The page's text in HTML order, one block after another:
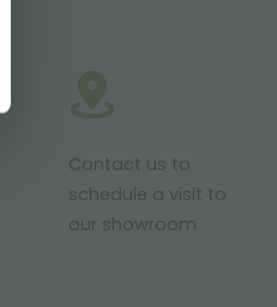
Contact us to
schedule a visit to
our showroom